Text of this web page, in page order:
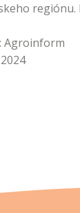
regiónu.
Agroinform